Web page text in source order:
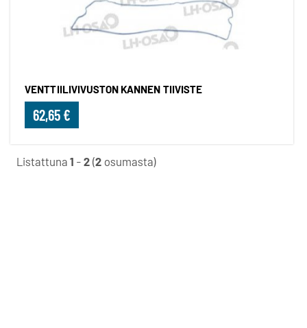
VENTTIILIVIVUSTON KANNEN TIIVISTE
62,65 €
Listattuna1 -2 (2 osumasta)